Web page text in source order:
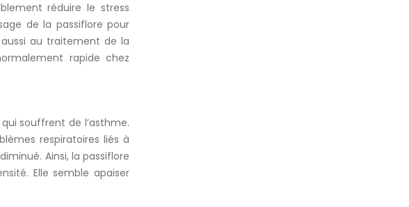
réduire le stress
de la passiflore pour
au traitement de la
rapide chez
souffrent de l’asthme.
respiratoires liés à
Ainsi, la passiflore
Elle semble apaiser